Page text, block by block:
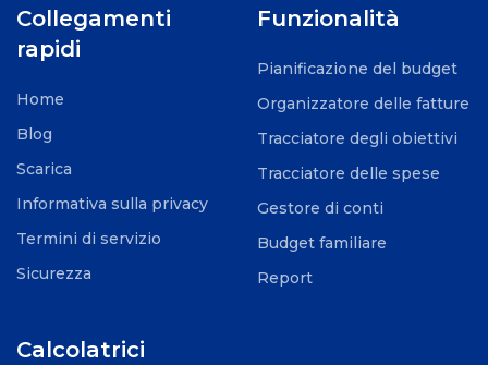
Collegamenti
rapidi
Home
Blog
Scarica
Informativa sulla privacy
Termini di servizio
Sicurezza
Funzionalità
Pianificazione del budget
Organizzatore delle fatture
Tracciatore degli obiettivi
Tracciatore delle spese
Gestore di conti
Budget familiare
Report
Calcolatrici